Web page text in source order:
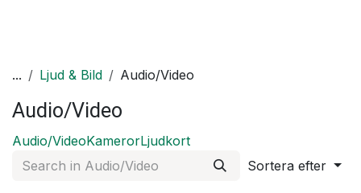
... Ljud & Bild Audio/Video
Audio/Video
Audio/VideoKamerorLjudkort
Sortera efter